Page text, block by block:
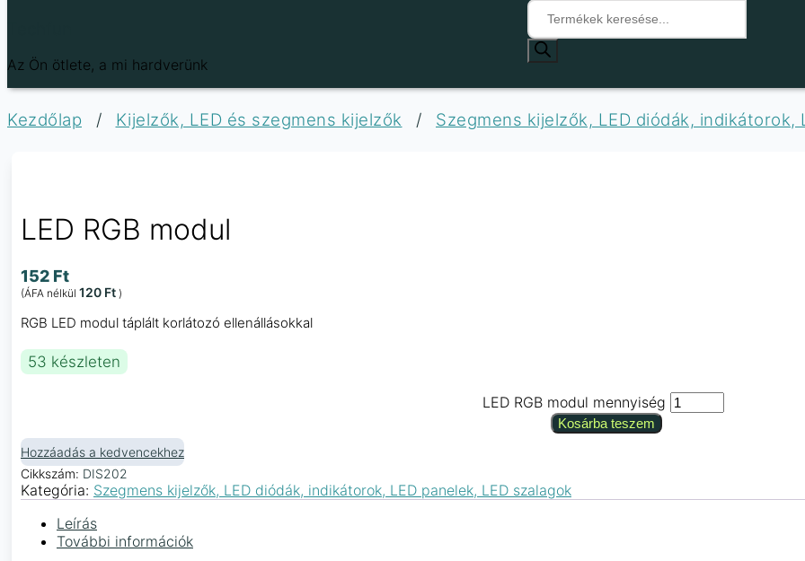
Az Ön ötlete, a mi hardverünk
Kezdőlap / Kijelzők, LED és szegmens kijelzők / Szegmens kijelzők, LED diódák, indikátorok,
LED RGB modul
152 Ft
(ÁFA nélkül 120 Ft )
RGB LED modul táplált korlátozó ellenállásokkal
53 készleten
LED RGB modul mennyiség
Kosárba teszem
Hozzáadás a kedvencekhez
Cikkszám: DIS202
Kategória: Szegmens kijelzők, LED diódák, indikátorok, LED panelek, LED szalagok
Leírás
További információk